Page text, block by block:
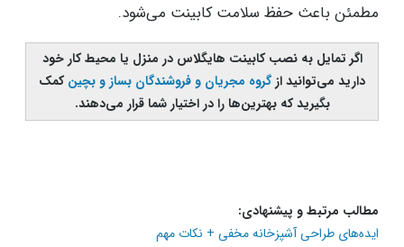
مطمئن باعث حفظ سلامت کابینت می‌شود.
اگر تمایل به نصب کابینت هایگلاس در منزل یا محیط کار خود
دارید می‌توانید ازگروه مجریان و فروشندگان بساز و بچینکمک
بگیرید که بهترین‌ها را در اختیار شما قرار می‌دهند.
مطالب مرتبط و پیشنهادی:
ایده‌های طراحی آشپزخانه مخفی + نکات مهم